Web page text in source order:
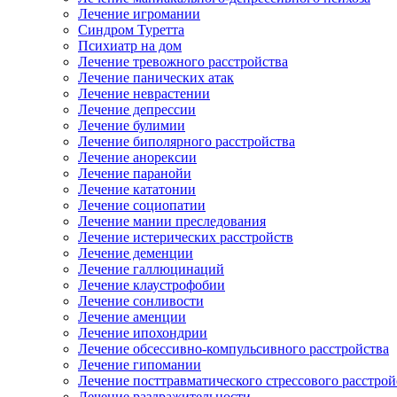
Лечение игромании
Синдром Туретта
Психиатр на дом
Лечение тревожного расстройства
Лечение панических атак
Лечение неврастении
Лечение депрессии
Лечение булимии
Лечение биполярного расстройства
Лечение анорексии
Лечение паранойи
Лечение кататонии
Лечение социопатии
Лечение мании преследования
Лечение истерических расстройств
Лечение деменции
Лечение галлюцинаций
Лечение клаустрофобии
Лечение сонливости
Лечение аменции
Лечение ипохондрии
Лечение обсессивно-компульсивного расстройства
Лечение гипомании
Лечение посттравматического стрессового